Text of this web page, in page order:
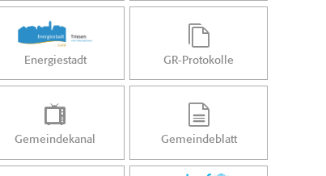
Energiestadt GR-Protokolle
Gemeindekanal Gemeindeblatt